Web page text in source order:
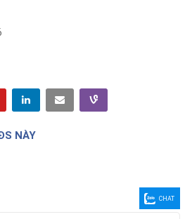
NÀY
CHAT